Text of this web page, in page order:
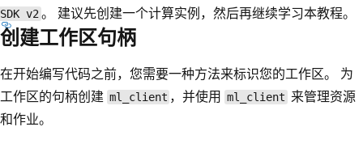
SDK v2 。 建议先创建一个计算实例，然后再继续学习本教程。
创建工作区句柄
在开始编写代码之前，您需要一种方法来标识您的工作区。 为
工作区的句柄创建 ml_client ，并使用 ml_client 来管理资源
和作业。